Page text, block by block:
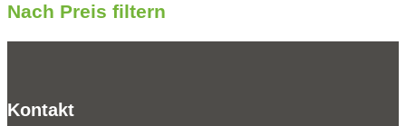
Nach Preis filtern
Kontakt